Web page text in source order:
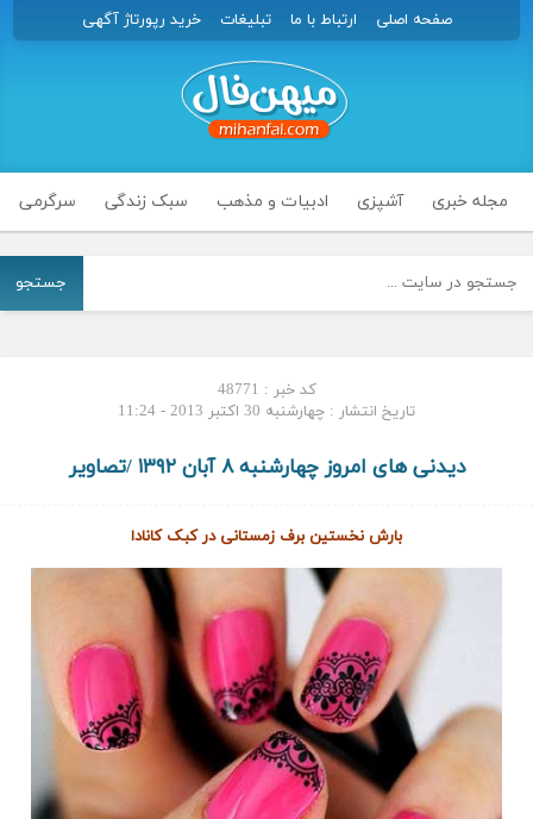
صفحه اصلی ارتباط با ما تبلیغات خرید رپورتاژ آگهی
مجله خبری آشپزی ادبیات و مذهب سبک زندگی سرگرمی
جستجو
کد خبر : 48771
تاریخ انتشار : چهارشنبه 30 اکتبر 2013 - 11:24
دیدنی های امروز چهارشنبه ۸ آبان ۱۳۹۲ /تصاویر
بارش نخستین برف زمستانی در کبک کانادا